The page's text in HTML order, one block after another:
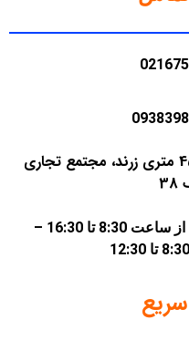
تهران، فتح، 45 متری زرند، مجتمع تجاری
شنبه تا چهارشنبه از ساعت 8:30 تا 16:30 –